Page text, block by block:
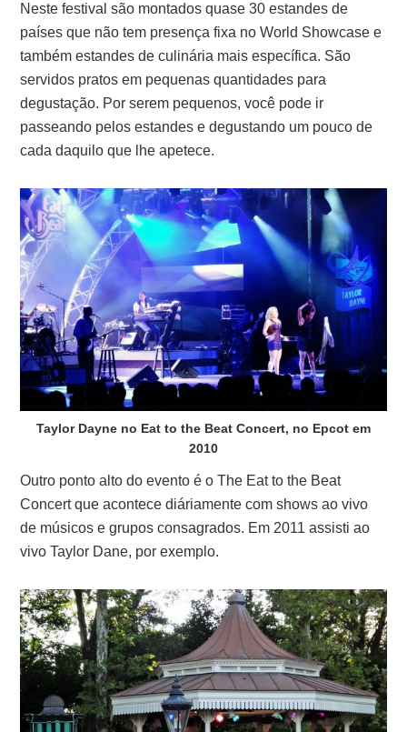
Neste festival são montados quase 30 estandes de
países que não tem presença fixa no World Showcase e
também estandes de culinária mais específica. São
servidos pratos em pequenas quantidades para
degustação. Por serem pequenos, você pode ir
passeando pelos estandes e degustando um pouco de
cada daquilo que lhe apetece.
Taylor Dayne no Eat to the Beat Concert, no Epcot em
2010
Outro ponto alto do evento é o The Eat to the Beat
Concert que acontece diáriamente com shows ao vivo
de músicos e grupos consagrados. Em 2011 assisti ao
vivo Taylor Dane, por exemplo.